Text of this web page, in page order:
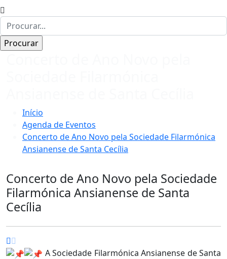
Início
Agenda de Eventos
Concerto de Ano Novo pela Sociedade Filarmónica
Ansianense de Santa Cecília
Concerto de Ano Novo pela Sociedade
Filarmónica Ansianense de Santa
Cecília
A Sociedade Filarmónica Ansianense de Santa